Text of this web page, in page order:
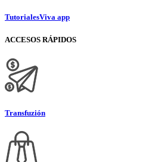
TutorialesViva app
ACCESOS RÁPIDOS
Transfuzión